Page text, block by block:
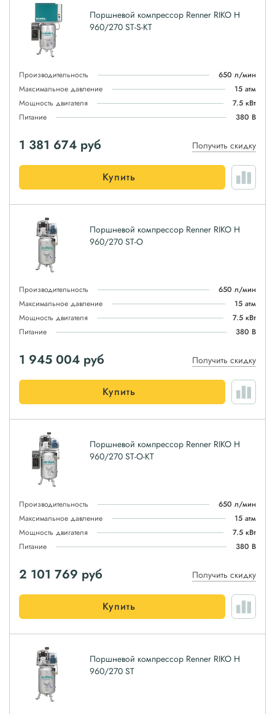
Поршневой компрессор Renner RIKO H
960/270 ST-S-KT
Производительность
650 л/мин
Максимальное давление
15 атм
Мощность двигателя
7.5 кВт
Питание
380 В
1 381 674 руб Получить скидку
Купить
Поршневой компрессор Renner RIKO H
960/270 ST-O
Производительность
650 л/мин
Максимальное давление
15 атм
Мощность двигателя
7.5 кВт
Питание
380 В
1 945 004 руб Получить скидку
Купить
Поршневой компрессор Renner RIKO H
960/270 ST-O-KT
Производительность
650 л/мин
Максимальное давление
15 атм
Мощность двигателя
7.5 кВт
Питание
380 В
2 101 769 руб Получить скидку
Купить
Поршневой компрессор Renner RIKO H
960/270 ST